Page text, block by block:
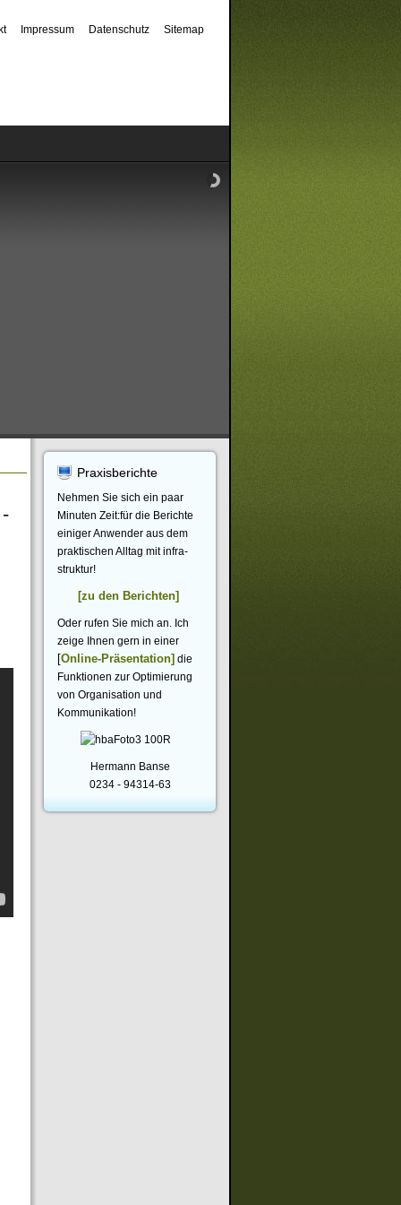
Impressum Datenschutz Sitemap
Praxisberichte
Nehmen Sie sich ein paar
Minuten Zeit:für die Berichte
einiger Anwender aus dem
praktischen Alltag mit infra-
struktur!
[zu den Berichten]
Oder rufen Sie mich an. Ich
zeige Ihnen gern in einer
[Online-Präsentation] die
Funktionen zur Optimierung
von Organisation und
Kommunikation!
Hermann Banse
0234 - 94314-63